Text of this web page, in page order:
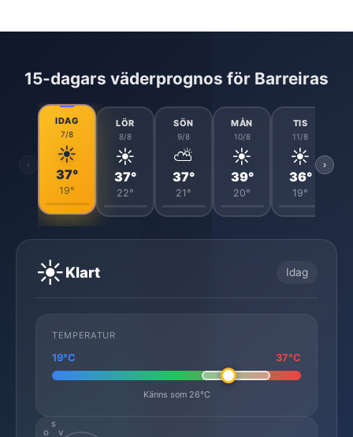
15-dagars väderprognos för Barreiras
‹
IDAG
7/8
☀️
37°
19°
LÖR
8/8
☀️
37°
22°
SÖN
9/8
⛅
37°
21°
MÅN
10/8
☀️
39°
20°
TIS
11/8
☀️
36°
19°
›
☀️Klart Idag
TEMPERATUR
19°C 37°C
Känns som 26°C
S
O
V